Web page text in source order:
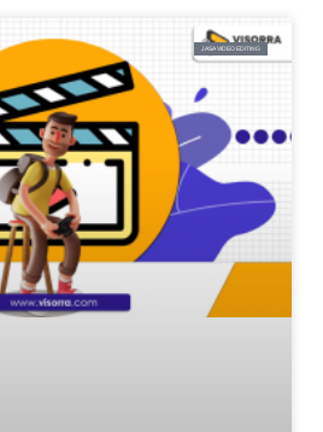
JASA VIDEO EDITING